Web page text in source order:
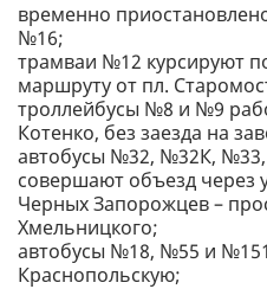
временно
№16;
трамваи №12 курсируют
маршруту от пл.
троллейбусы №8 и №9
Котенко, без заезда на
автобусы №32, №32К,
совершают объезд через
Черных Запорожцев –
Хмельницкого;
автобусы №18, №55 и
Краснопольскую;